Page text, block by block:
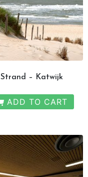
Strand – Katwijk
ADD TO CART